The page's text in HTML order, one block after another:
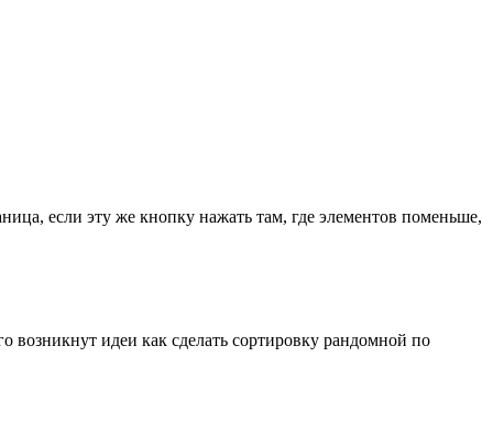
если эту же кнопку нажать там, где элементов поменьше,
возникнут идеи как сделать сортировку рандомной по